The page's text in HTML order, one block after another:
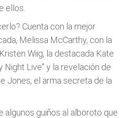
ellos.
Cuenta con la mejor
Melissa McCarthy, con la
Wiig, la destacada Kate
Night Live" y la revelación de
Jones, el arma secreta de la
algunos guiños al alboroto que